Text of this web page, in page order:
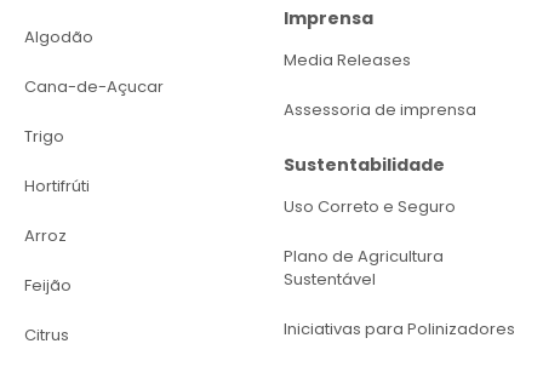
Algodão
Cana-de-Açucar
Trigo
Hortifrúti
Arroz
Feijão
Citrus
Imprensa
Media Releases
Assessoria de imprensa
Sustentabilidade
Uso Correto e Seguro
Plano de Agricultura
Sustentável
Iniciativas para Polinizadores